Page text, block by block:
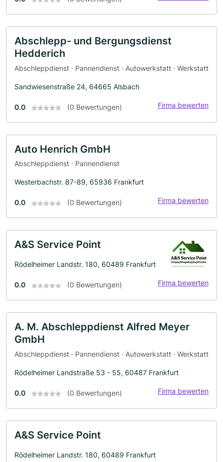
Abschlepp- und Bergungsdienst
Hedderich
Abschleppdienst · Pannendienst · Autowerkstatt · Werkstatt
Sandwiesenstraße 24, 64665 Alsbach
0.0 (0 Bewertungen) Firma bewerten
Auto Henrich GmbH
Abschleppdienst · Pannendienst
Westerbachstr. 87-89, 65936 Frankfurt
0.0 (0 Bewertungen) Firma bewerten
A&S Service Point
Rödelheimer Landstr. 180, 60489 Frankfurt
0.0 (0 Bewertungen) Firma bewerten
A. M. Abschleppdienst Alfred Meyer
GmbH
Abschleppdienst · Pannendienst · Autowerkstatt · Werkstatt
Rödelheimer Landstraße 53 - 55, 60487 Frankfurt
0.0 (0 Bewertungen) Firma bewerten
A&S Service Point
Rödelheimer Landstr. 180, 60489 Frankfurt